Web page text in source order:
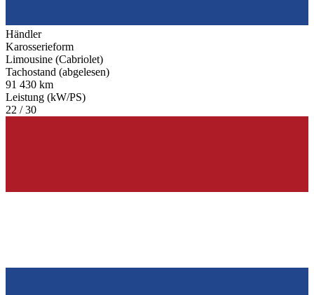
Händler
Karosserieform
Limousine (Cabriolet)
Tachostand (abgelesen)
91 430 km
Leistung (kW/PS)
22 / 30